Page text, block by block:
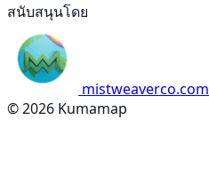
สนับสนุนโดย
mistweaverco.com
© 2026 Kumamap